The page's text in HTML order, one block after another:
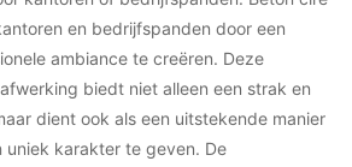
en bedrijfspanden door een
ambiance te creëren. Deze
biedt niet alleen een strak en
dient ook als een uitstekende manier
uniek karakter te geven. De